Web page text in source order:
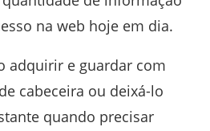
na web hoje em dia.
adquirir e guardar com
cabeceira ou deixá-lo
quando precisar